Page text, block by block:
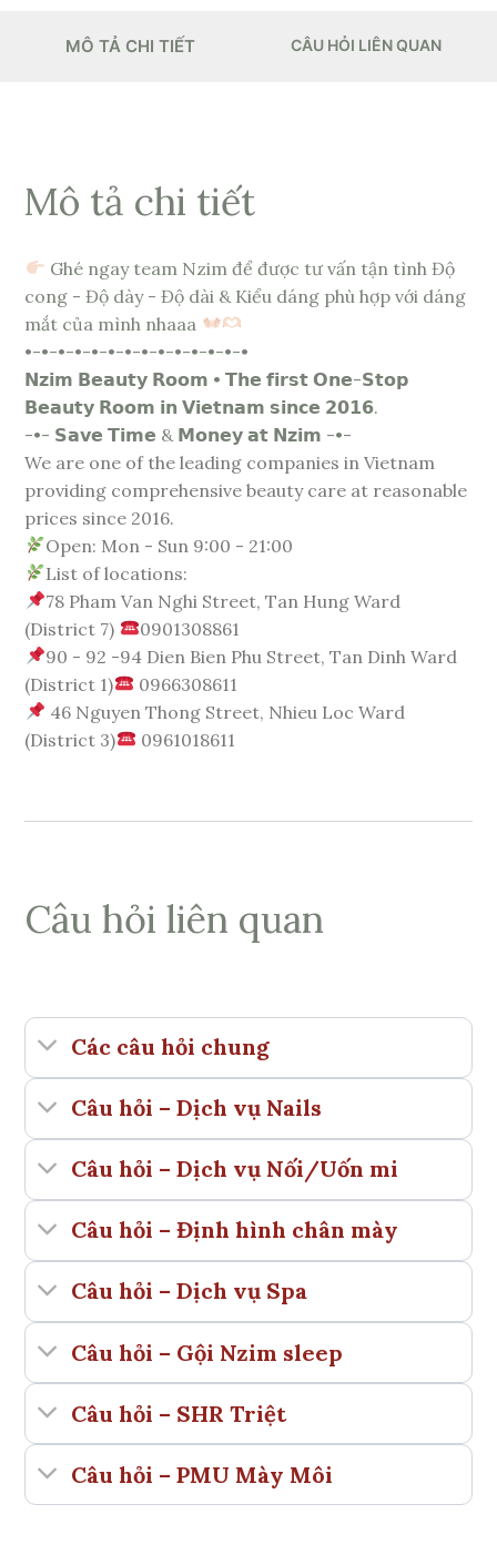
MÔ TẢ CHI TIẾT CÂU HỎI LIÊN QUAN
Mô tả chi tiết
Ghé ngay team Nzim để được tư vấn tận tình Độ
cong - Độ dày - Độ dài & Kiểu dáng phù hợp với dáng
mắt của mình nhaaa
•-•-•-•-•-•-•-•-•-•-•-•-•-•
𝗡𝘇𝗶𝗺 𝗕𝗲𝗮𝘂𝘁𝘆 𝗥𝗼𝗼𝗺 • 𝗧𝗵𝗲 𝗳𝗶𝗿𝘀𝘁 𝗢𝗻𝗲-𝗦𝘁𝗼𝗽
𝗕𝗲𝗮𝘂𝘁𝘆 𝗥𝗼𝗼𝗺 𝗶𝗻 𝗩𝗶𝗲𝘁𝗻𝗮𝗺 𝘀𝗶𝗻𝗰𝗲 𝟮𝟬𝟭𝟲.
-•- 𝗦𝗮𝘃𝗲 𝗧𝗶𝗺𝗲 & 𝗠𝗼𝗻𝗲𝘆 𝗮𝘁 𝗡𝘇𝗶𝗺 -•-
We are one of the leading companies in Vietnam
providing comprehensive beauty care at reasonable
prices since 2016.
Open: Mon - Sun 9:00 - 21:00
List of locations:
78 Pham Van Nghi Street, Tan Hung Ward
(District 7)
0901308861
90 - 92 -94 Dien Bien Phu Street, Tan Dinh Ward
(District 1)
0966308611
46 Nguyen Thong Street, Nhieu Loc Ward
(District 3)
0961018611
Câu hỏi liên quan
Các câu hỏi chung
Câu hỏi – Dịch vụ Nails
Câu hỏi – Dịch vụ Nối/Uốn mi
Câu hỏi – Định hình chân mày
Câu hỏi – Dịch vụ Spa
Câu hỏi – Gội Nzim sleep
Câu hỏi – SHR Triệt
Câu hỏi – PMU Mày Môi